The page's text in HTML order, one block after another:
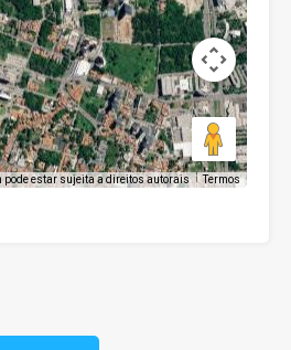
pode estar sujeita a direitos autorais Termos